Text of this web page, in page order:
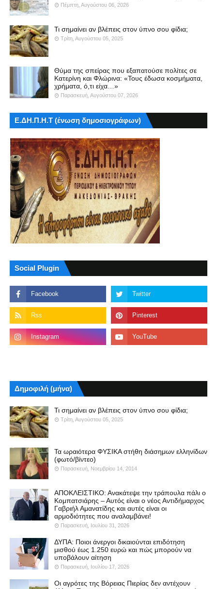
Πέμπτη, Αυγούστου 06, 2026
Τι σημαίνει αν βλέπεις στον ύπνο σου φίδια;
Τρίτη, Αυγούστου 05, 2025
Θύμα της σπείρας που εξαπατούσε πολίτες σε
Κατερίνη και Φλώρινα: «Τους έδωσα κοσμήματα,
χρήματα, ό,τι είχα…»
Παρασκευή, Αυγούστου 07, 2026
Ε.ΔΗ.Π.Η.Τ (ένωση δημοσιογράφων)
Social Plugin
Δημοφιλή (μήνα)
Τι σημαίνει αν βλέπεις στον ύπνο σου φίδια;
Τρίτη, Αυγούστου 05, 2025
Τα ωραιότερα ΦΥΣΙΚΑ στήθη διάσημων ελληνίδων
(φωτό/βίντεο)
Παρασκευή, Νοεμβρίου 14, 2014
ΑΠΟΚΛΕΙΣΤΙΚΟ: Ανακάτεψε την τράπουλα πάλι ο
Κομπατσιάρης – Αυτός είναι ο νέος Αντιδήμαρχος
Γαβριήλ Αμανατίδης και αυτές είναι οι
αρμοδιότητες που αναλαμβάνει!
Παρασκευή, Ιουλίου 31, 2026
ΔΥΠΑ: Ποιοι άνεργοι δικαιούνται επιδότηση
μισθού έως 1.250 ευρώ και πώς μπορούν να
υποβάλουν αίτηση
Παρασκευή, Ιουλίου 17, 2026
Οι αγρότες της Βόρειας Πιερίας δεν αντέχουν